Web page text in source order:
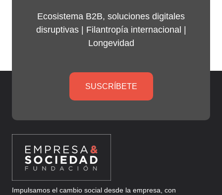
Ecosistema B2B, soluciones digitales
disruptivas | Filantropía internacional
Longevidad
SUSCRÍBETE
Impulsamos el cambio social desde la empresa, con